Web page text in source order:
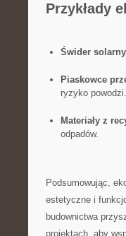
Przykłady⁢
Świder
Piaskowce
ryzyko powodzi.
Materiały z
odpadów.
Podsumowując,
estetyczne i
budownictwa
projektach, aby